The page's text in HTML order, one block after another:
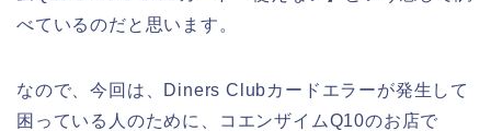
べているのだと思います。
なので、今回は、Diners Clubカードエラーが発生して
困っている人のために、コエンザイムQ10のお店で